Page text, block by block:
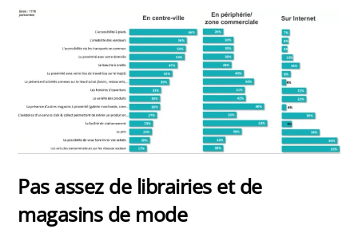
Pas assez de librairies et de
magasins de mode